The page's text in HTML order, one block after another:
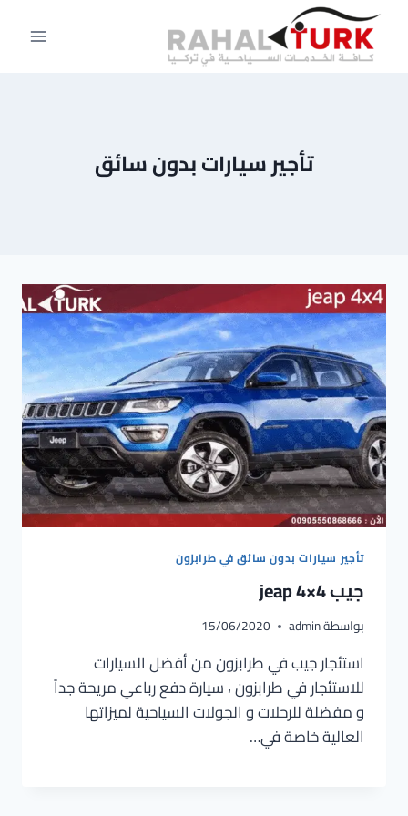
التجاوز
المحتوى
تأجير سيارات بدون سائق
تأجير سيارات بدون سائق في طرابزون
جيب jeap 4×4
بواسطةadmin
15/06/2020
استئجار جيب في طرابزون من أفضل السيارات
للاستئجار في طرابزون ، سيارة دفع رباعي مريحة جداً
و مفضلة للرحلات و الجولات السياحية لميزاتها
العالية خاصة في…